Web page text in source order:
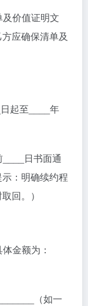
价值证明文
应确保清单及
起至____年
日书面通
：明确续约程
回。）
金额为：
（如一